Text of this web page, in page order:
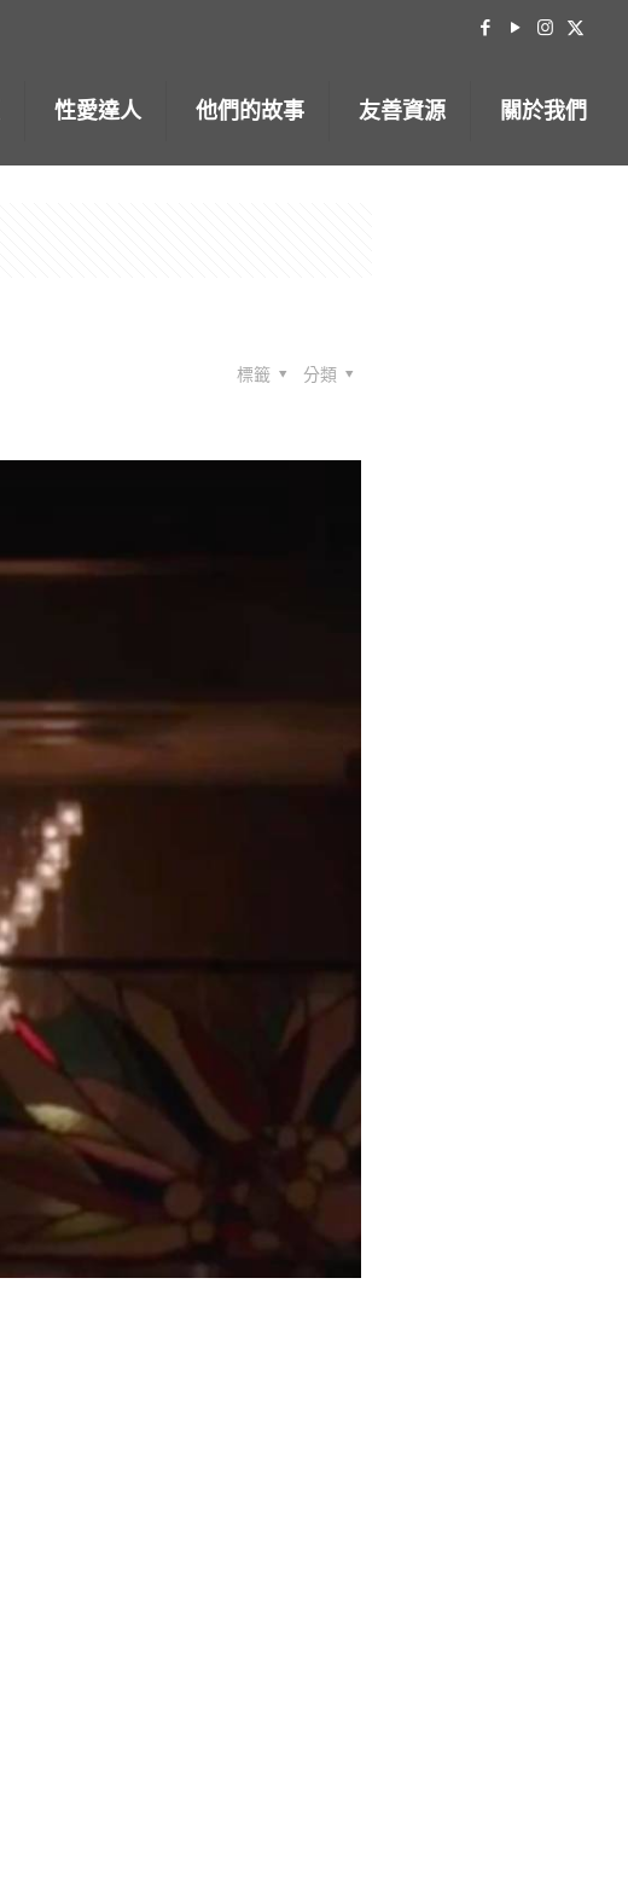
性愛達人 他們的故事 友善資源 關於我們
分類
標籤